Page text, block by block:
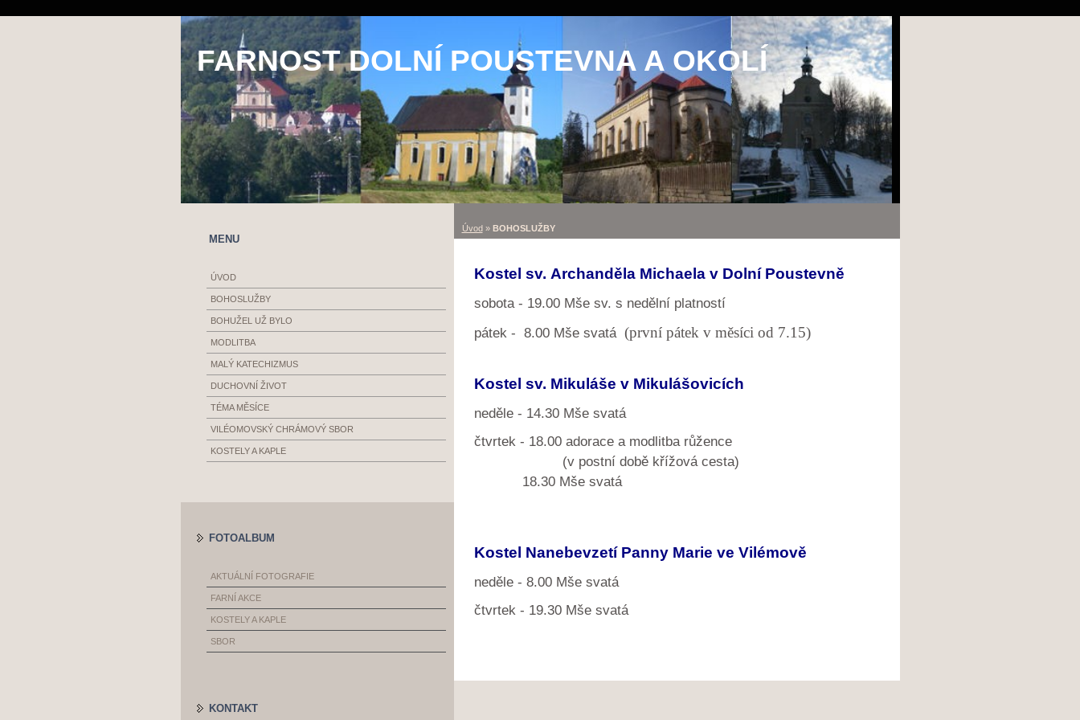
FARNOST DOLNÍ POUSTEVNA A OKOLÍ
Úvod» BOHOSLUŽBY
Kostel sv. Archanděla Michaela v Dolní Poustevně
sobota - 19.00 Mše sv. s nedělní platností
pátek - 8.00 Mše svatá (první pátek v měsíci od 7.15)
Kostel sv. Mikuláše v Mikulášovicích
neděle - 14.30 Mše svatá
čtvrtek - 18.00 adorace a modlitba růžence
(v postní době křížová cesta)
18.30 Mše svatá
Kostel Nanebevzetí Panny Marie ve Vilémově
neděle - 8.00 Mše svatá
čtvrtek - 19.30 Mše svatá
MENU
ÚVOD
BOHOSLUŽBY
BOHUŽEL UŽ BYLO
MODLITBA
MALÝ KATECHIZMUS
DUCHOVNÍ ŽIVOT
TÉMA MĚSÍCE
VILÉOMOVSKÝ CHRÁMOVÝ SBOR
KOSTELY A KAPLE
FOTOALBUM
AKTUÁLNÍ FOTOGRAFIE
FARNÍ AKCE
KOSTELY A KAPLE
SBOR
KONTAKT